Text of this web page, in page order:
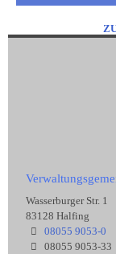
Wasserburger Str. 1
83128 Halfing
08055 9053-0
08055 9053-33